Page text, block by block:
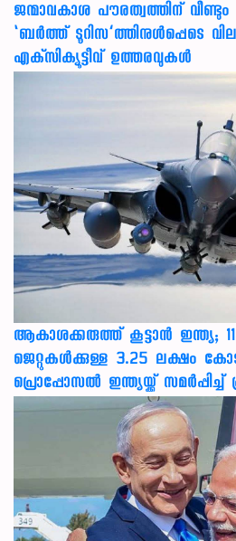
ജന്മാവകാശ പൗരത്വത്തിന് വീണ്ടും
‘ബര്‍ത്ത് ടൂറിസ’ത്തിനുള്‍പ്പെടെ
എക്‌സിക്യൂട്ടീവ് ഉത്തരവുകള്‍
ആകാശക്കരുത്ത് കൂട്ടാൻ ഇന്ത്യ;
ജെറ്റുകൾക്കുള്ള 3.25 ലക്ഷം
പ്രൊപ്പോസൽ ഇന്ത്യയ്ക്ക്